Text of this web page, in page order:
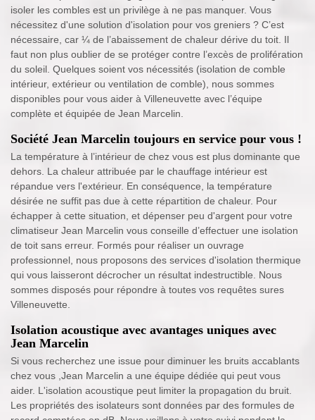
isoler les combles est un privilège à ne pas manquer. Vous
nécessitez d'une solution d'isolation pour vos greniers ? C’est
nécessaire, car ¼ de l’abaissement de chaleur dérive du toit. Il
faut non plus oublier de se protéger contre l’excès de prolifération
du soleil. Quelques soient vos nécessités (isolation de comble
intérieur, extérieur ou ventilation de comble), nous sommes
disponibles pour vous aider à Villeneuvette avec l’équipe
complète et équipée de Jean Marcelin.
Société Jean Marcelin toujours en service pour vous !
La température à l’intérieur de chez vous est plus dominante que
dehors. La chaleur attribuée par le chauffage intérieur est
répandue vers l'extérieur. En conséquence, la température
désirée ne suffit pas due à cette répartition de chaleur. Pour
échapper à cette situation, et dépenser peu d'argent pour votre
climatiseur Jean Marcelin vous conseille d’effectuer une isolation
de toit sans erreur. Formés pour réaliser un ouvrage
professionnel, nous proposons des services d'isolation thermique
qui vous laisseront décrocher un résultat indestructible. Nous
sommes disposés pour répondre à toutes vos requêtes sures
Villeneuvette.
Isolation acoustique avec avantages uniques avec
Jean Marcelin
Si vous recherchez une issue pour diminuer les bruits accablants
chez vous ,Jean Marcelin a une équipe dédiée qui peut vous
aider. L'isolation acoustique peut limiter la propagation du bruit.
Les propriétés des isolateurs sont données par des formules de